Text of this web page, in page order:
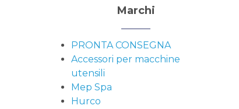
Marchi
PRONTA CONSEGNA
Accessori per macchine
utensili
Mep Spa
Hurco